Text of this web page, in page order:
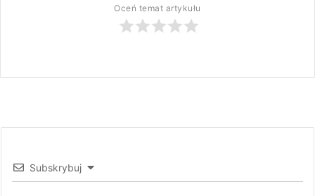
Oceń temat artykułu
Subskrybuj